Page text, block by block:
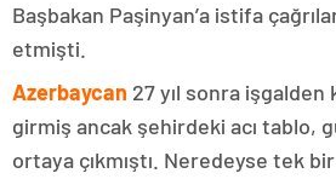
Başbakan Paşinyan’a istifa
etmişti.
Azerbaycan 27 yıl sonra işgalden
girmiş ancak şehirdeki acı tablo,
ortaya çıkmıştı. Neredeyse tek